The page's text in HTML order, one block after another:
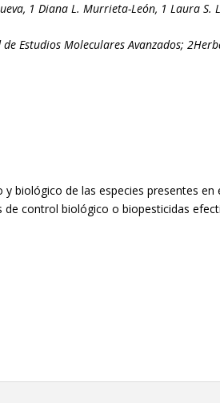
1 Diana L. Murrieta-León, 1 Laura S.
Estudios Moleculares Avanzados;2
biológico de las especies presentes
control biológico o biopesticidas